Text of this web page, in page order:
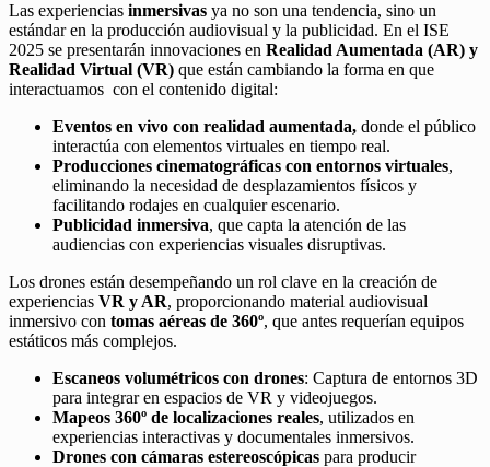
Las experiencias inmersivas ya no son una tendencia, sino un
estándar en la producción audiovisual y la publicidad. En el ISE
2025 se presentarán innovaciones en Realidad Aumentada (AR) y
Realidad Virtual (VR) que están cambiando la forma en que
interactuamos con el contenido digital:
Eventos en vivo con realidad aumentada, donde el público
interactúa con elementos virtuales en tiempo real.
Producciones cinematográficas con entornos virtuales,
eliminando la necesidad de desplazamientos físicos y
facilitando rodajes en cualquier escenario.
Publicidad inmersiva, que capta la atención de las
audiencias con experiencias visuales disruptivas.
Los drones están desempeñando un rol clave en la creación de
experiencias VR y AR, proporcionando material audiovisual
inmersivo con tomas aéreas de 360º, que antes requerían equipos
estáticos más complejos.
Escaneos volumétricos con drones: Captura de entornos 3D
para integrar en espacios de VR y videojuegos.
Mapeos 360º de localizaciones reales, utilizados en
experiencias interactivas y documentales inmersivos.
Drones con cámaras estereoscópicas para producir